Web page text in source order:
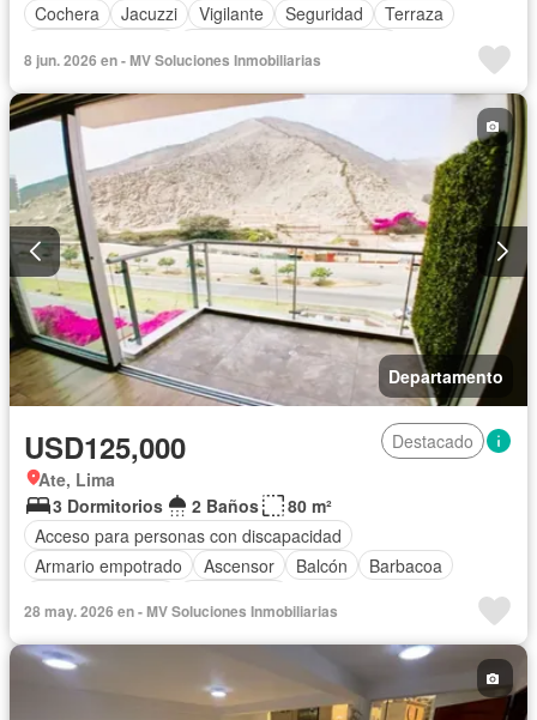
Cochera
Jacuzzi Vigilante Seguridad
Terraza
8 jun. 2026 en - MV Soluciones Inmobiliarias
Departamento
USD125,000
Destacado
Ate, Lima
3 Dormitorios
2 Baños
80 m²
Acceso para personas con discapacidad
Armario empotrado
Ascensor Balcón
Barbacoa
28 may. 2026 en - MV Soluciones Inmobiliarias